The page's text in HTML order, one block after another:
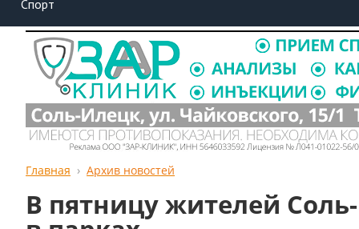
Спорт
Главная Архив новостей
В пятницу жителей